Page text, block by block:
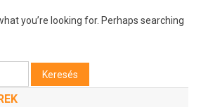
you’re looking for. Perhaps searching